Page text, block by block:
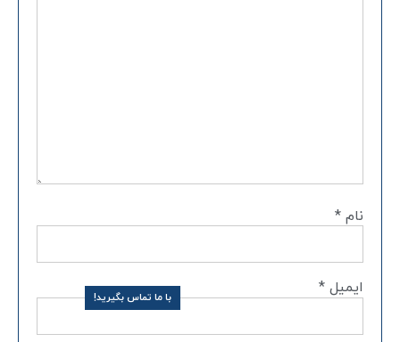
با ما تماس بگیرید!
نام *
ایمیل *